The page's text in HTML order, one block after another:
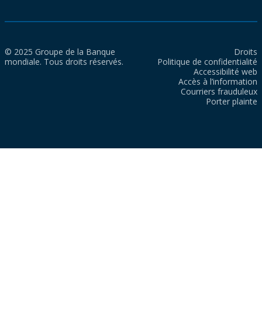
© 2025 Groupe de la Banque
mondiale. Tous droits réservés.
Droits
Politique de confidentialité
Accessibilité web
Accès à l’information
Courriers frauduleux
Porter plainte